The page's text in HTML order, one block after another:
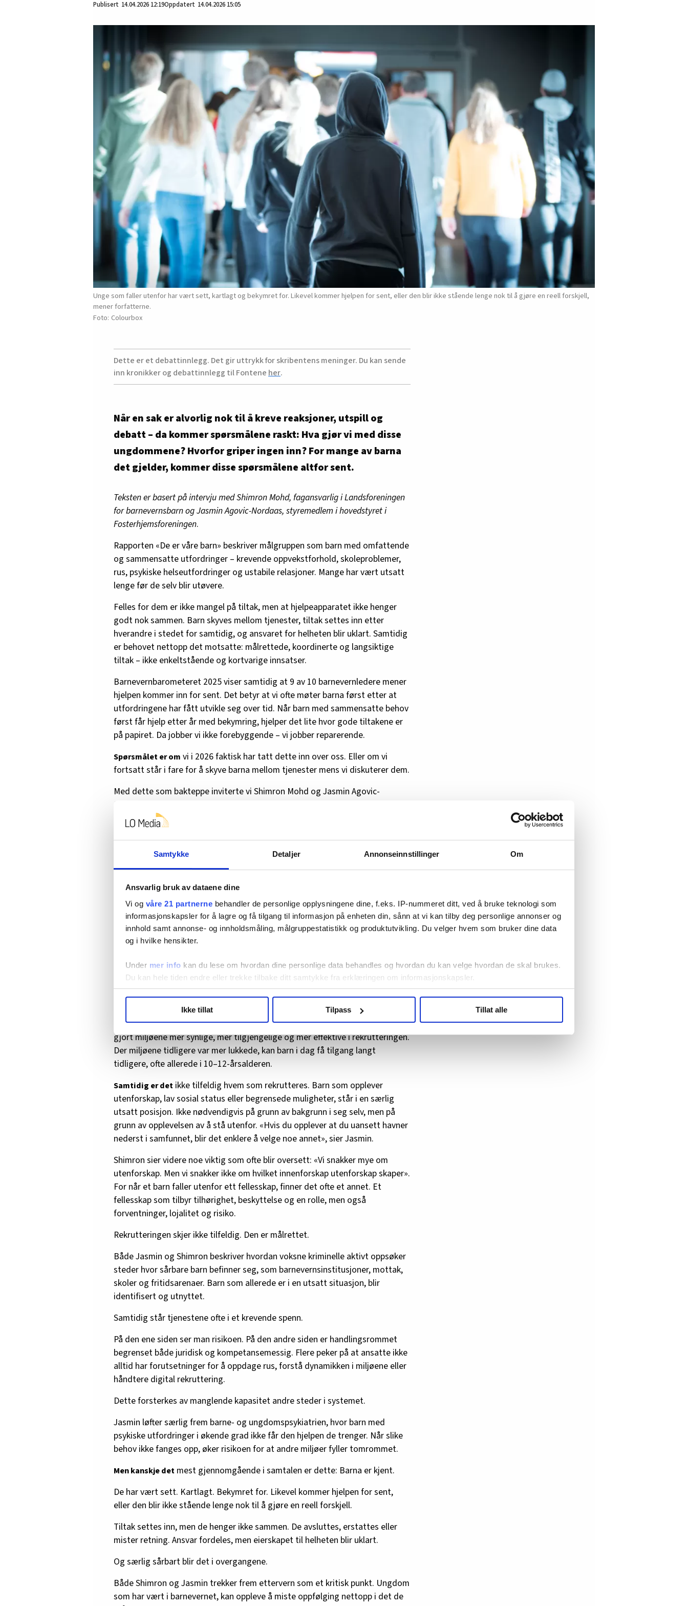
Samtykke Detaljer Annonseinnstillinger Om
Ansvarlig bruk av dataene dine
Vi og våre 21 partnerne behandler de personlige opplysningene dine, f.eks. IP-nummeret ditt, ved å bruke teknologi som
informasjonskapsler for å lagre og få tilgang til informasjon på enheten din, sånn at vi kan tilby deg personlige annonser og
innhold samt annonse- og innholdsmåling, målgruppestatistikk og produktutvikling. Du velger hvem som bruker dine data
og i hvilke hensikter.
Under mer info kan du lese om hvordan dine personlige data behandles og hvordan du kan velge hvordan de skal brukes.
Du kan hele tiden endre eller trekke tilbake ditt samtykke fra erklæringen om informasjonskapsler.
hvordan våre nettsider blir brukt slik at vi tilby relevant innhold, tilpassede annonser og utarbeide statistikk.
annonsering. Disse er angitt i oversikten lengre ned på denne siden.
Ikke tillat Tilpass Tillat alle
14.04.2026 12:19 14.04.2026 15:05
Unge som faller utenfor har vært sett, kartlagt og bekymret for. Likevel kommer hjelpen for sent, eller den blir ikke stående lenge nok til å gjøre en reell forskjell,
mener forfatterne.
Colourbox
Dette er et debattinnlegg. Det gir uttrykk for skribentens meninger. Du kan sende
inn kronikker og debattinnlegg til Fontene her.
Når en sak er alvorlig nok til å kreve reaksjoner, utspill og
debatt – da kommer spørsmålene raskt: Hva gjør vi med disse
ungdommene? Hvorfor griper ingen inn? For mange av barna
det gjelder, kommer disse spørsmålene altfor sent.
Teksten er basert på intervju med Shimron Mohd, fagansvarlig i Landsforeningen
for barnevernsbarn og Jasmin Agovic-Nordaas, styremedlem i hovedstyret i
Fosterhjemsforeningen.
Rapporten «De er våre barn» beskriver målgruppen som barn med omfattende
og sammensatte utfordringer – krevende oppvekstforhold, skoleproblemer,
rus, psykiske helseutfordringer og ustabile relasjoner. Mange har vært utsatt
lenge før de selv blir utøvere.
Felles for dem er ikke mangel på tiltak, men at hjelpeapparatet ikke henger
godt nok sammen. Barn skyves mellom tjenester, tiltak settes inn etter
hverandre i stedet for samtidig, og ansvaret for helheten blir uklart. Samtidig
er behovet nettopp det motsatte: målrettede, koordinerte og langsiktige
tiltak – ikke enkeltstående og kortvarige innsatser.
Barnevernbarometeret 2025 viser samtidig at 9 av 10 barnevernledere mener
hjelpen kommer inn for sent. Det betyr at vi ofte møter barna først etter at
utfordringene har fått utvikle seg over tid. Når barn med sammensatte behov
først får hjelp etter år med bekymring, hjelper det lite hvor gode tiltakene er
på papiret. Da jobber vi ikke forebyggende – vi jobber reparerende.
Spørsmålet er om vi i 2026 faktisk har tatt dette inn over oss. Eller om vi
fortsatt står i fare for å skyve barna mellom tjenester mens vi diskuterer dem.
Med dette som bakteppe inviterte vi Shimron Mohd og Jasmin Agovic-
Nordaas til en samtale. Begge har egne erfaringer fra kriminelle miljøer i
ungdomstiden, og begge har hatt omfattende kontakt med barnevernet. I
dag jobber Shimron som fagansvarlig i Landsforeningen for barnevernsbarn
og er utdannet barnevernspedagog. Jasmin har høyere utdanning, har vært
folkevalgt politiker i over 20 år, tidligere generalsekretær i Landsforeningen
for barnevernsbarn, og er i dag styremedlem i Fosterhjemsforeningen.
Felles for dem er et sterkt engasjement for barn og unge som vokser opp
med belastninger – og et tydelig ønske om at systemet må fungere bedre enn
det gjør i dag.
Samtalen med Shimron Mohd og Jasmin Agovic-Nordaas gir et tydelig bilde
dagens debatt fremstilles som nytt, beskriver de noe annet: gjenkjennelse.
«Strukturen er den samme. Kriminalitet har alltid handlet om profitt og
fellesskap,» sier Jasmin.
Det som har endret seg, er tempoet og tilgjengeligheten. Sosiale medier har
gjort miljøene mer synlige, mer tilgjengelige og mer effektive i rekrutteringen.
Der miljøene tidligere var mer lukkede, kan barn i dag få tilgang langt
tidligere, ofte allerede i 10–12-årsalderen.
Samtidig er det ikke tilfeldig hvem som rekrutteres. Barn som opplever
utenforskap, lav sosial status eller begrensede muligheter, står i en særlig
utsatt posisjon. Ikke nødvendigvis på grunn av bakgrunn i seg selv, men på
grunn av opplevelsen av å stå utenfor. «Hvis du opplever at du uansett havner
nederst i samfunnet, blir det enklere å velge noe annet», sier Jasmin.
Shimron sier videre noe viktig som ofte blir oversett: «Vi snakker mye om
utenforskap. Men vi snakker ikke om hvilket innenforskap utenforskap skaper».
For når et barn faller utenfor ett fellesskap, finner det ofte et annet. Et
fellesskap som tilbyr tilhørighet, beskyttelse og en rolle, men også
forventninger, lojalitet og risiko.
Rekrutteringen skjer ikke tilfeldig. Den er målrettet.
Både Jasmin og Shimron beskriver hvordan voksne kriminelle aktivt oppsøker
steder hvor sårbare barn befinner seg, som barnevernsinstitusjoner, mottak,
skoler og fritidsarenaer. Barn som allerede er i en utsatt situasjon, blir
identifisert og utnyttet.
Samtidig står tjenestene ofte i et krevende spenn.
På den ene siden ser man risikoen. På den andre siden er handlingsrommet
begrenset både juridisk og kompetansemessig. Flere peker på at ansatte ikke
alltid har forutsetninger for å oppdage rus, forstå dynamikken i miljøene eller
håndtere digital rekruttering.
Dette forsterkes av manglende kapasitet andre steder i systemet.
Jasmin løfter særlig frem barne- og ungdomspsykiatrien, hvor barn med
psykiske utfordringer i økende grad ikke får den hjelpen de trenger. Når slike
behov ikke fanges opp, øker risikoen for at andre miljøer fyller tomrommet.
Men kanskje det mest gjennomgående i samtalen er dette: Barna er kjent.
De har vært sett. Kartlagt. Bekymret for. Likevel kommer hjelpen for sent,
eller den blir ikke stående lenge nok til å gjøre en reell forskjell.
Tiltak settes inn, men de henger ikke sammen. De avsluttes, erstattes eller
mister retning. Ansvar fordeles, men eierskapet til helheten blir uklart.
Og særlig sårbart blir det i overgangene.
Både Shimron og Jasmin trekker frem ettervern som et kritisk punkt. Ungdom
som har vært i barnevernet, kan oppleve å miste oppfølging nettopp i det de